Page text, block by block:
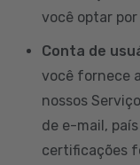
você optar
Conta de
você fornece
nossos
de e-mail,
certificações